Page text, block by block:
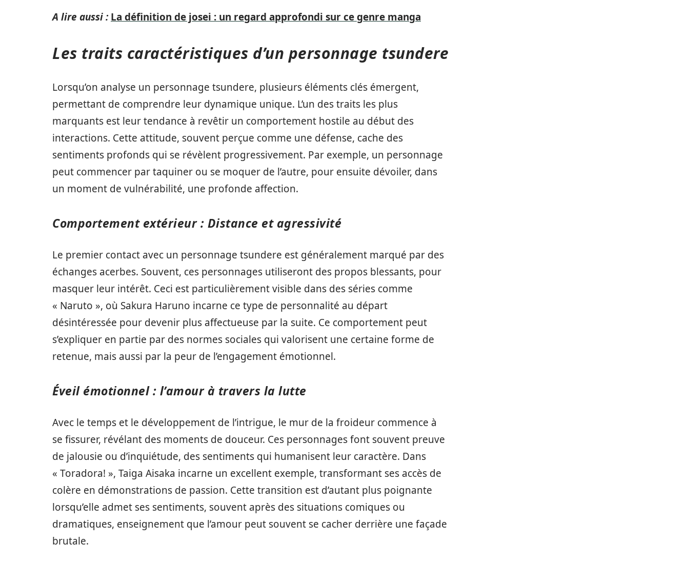
A lire aussi : La définition de josei : un regard approfondi sur ce genre manga
Les traits caractéristiques d’un personnage tsundere
Lorsqu’on analyse un personnage tsundere, plusieurs éléments clés émergent,
permettant de comprendre leur dynamique unique. L’un des traits les plus
marquants est leur tendance à revêtir un comportement hostile au début des
interactions. Cette attitude, souvent perçue comme une défense, cache des
sentiments profonds qui se révèlent progressivement. Par exemple, un personnage
peut commencer par taquiner ou se moquer de l’autre, pour ensuite dévoiler, dans
un moment de vulnérabilité, une profonde affection.
Comportement extérieur : Distance et agressivité
Le premier contact avec un personnage tsundere est généralement marqué par des
échanges acerbes. Souvent, ces personnages utiliseront des propos blessants, pour
masquer leur intérêt. Ceci est particulièrement visible dans des séries comme
« Naruto », où Sakura Haruno incarne ce type de personnalité au départ
désintéressée pour devenir plus affectueuse par la suite. Ce comportement peut
s’expliquer en partie par des normes sociales qui valorisent une certaine forme de
retenue, mais aussi par la peur de l’engagement émotionnel.
Éveil émotionnel : l’amour à travers la lutte
Avec le temps et le développement de l’intrigue, le mur de la froideur commence à
se fissurer, révélant des moments de douceur. Ces personnages font souvent preuve
de jalousie ou d’inquiétude, des sentiments qui humanisent leur caractère. Dans
« Toradora! », Taiga Aisaka incarne un excellent exemple, transformant ses accès de
colère en démonstrations de passion. Cette transition est d’autant plus poignante
lorsqu’elle admet ses sentiments, souvent après des situations comiques ou
dramatiques, enseignement que l’amour peut souvent se cacher derrière une façade
brutale.